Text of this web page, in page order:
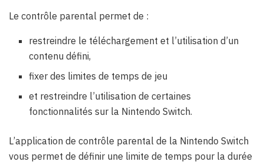
Le contrôle parental permet de :
restreindre le téléchargement et l’utilisation d’un
contenu défini,
fixer des limites de temps de jeu
et restreindre l’utilisation de certaines
fonctionnalités sur la Nintendo Switch.
L’application de contrôle parental de la Nintendo Switch
vous permet de définir une limite de temps pour la durée